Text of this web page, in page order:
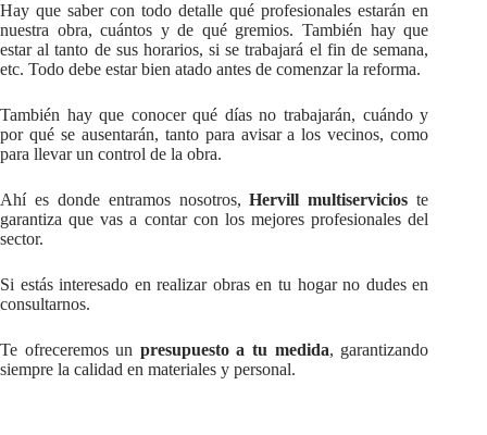
Hay que saber con todo detalle qué profesionales estarán en
nuestra obra, cuántos y de qué gremios. También hay que
estar al tanto de sus horarios, si se trabajará el fin de semana,
etc. Todo debe estar bien atado antes de comenzar la reforma.
También hay que conocer qué días no trabajarán, cuándo y
por qué se ausentarán, tanto para avisar a los vecinos, como
para llevar un control de la obra.
Ahí es donde entramos nosotros,Hervill multiservicios te
garantiza que vas a contar con los mejores profesionales del
sector.
Si estás interesado en realizar obras en tu hogar no dudes en
consultarnos.
Te ofreceremos un presupuesto a tu medida, garantizando
siempre la calidad en materiales y personal.